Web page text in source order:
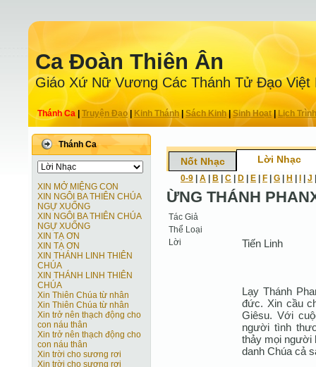
Ca Ðoàn Thiên Ân
Giáo Xứ Nữ Vương Các Thánh Tử Ðạo Việt
Thánh Ca Truyện Ðạo| Kinh Thánh Sách Kinh|Sinh Hoạt| Lịch Trình
Thánh Ca
XIN MỞ MIỆNG CON
XIN NGÔI BA THIÊN CHÚA
NGỰ XUỐNG
XIN NGÔI BA THIÊN CHÚA
NGỰ XUỐNG
XIN TẠ ƠN
XIN TẠ ƠN
XIN THÁNH LINH THIÊN
CHÚA
XIN THÁNH LINH THIÊN
CHÚA
Xin Thiên Chúa từ nhân
Xin Thiên Chúa từ nhân
Xin trở nên thạch động cho
con náu thân
Xin trở nên thạch động cho
con náu thân
Xin trời cho sương rơi
Xin trời cho sương rơi
Nốt Nhạc Lời Nhạc
0-9 A B C D E F G H J
ỪNG THÁNH
Tác Giả
Thể Loại
Lời
Tiến Linh
Lạy Thánh
đức. Xin cầu
Giêsu. Với
người tình
thảy mọi người
danh Chúa cả